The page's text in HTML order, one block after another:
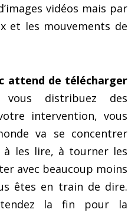
vidéos mais par
et les mouvements de
attend de télécharger
distribuez des
intervention, vous
va se concentrer
à les lire, à tourner les
avec beaucoup moins
êtes en train de dire.
la fin pour la